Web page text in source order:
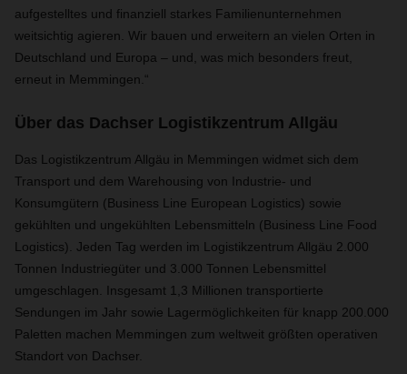
aufgestelltes und finanziell starkes Familienunternehmen
weitsichtig agieren. Wir bauen und erweitern an vielen Orten in
Deutschland und Europa – und, was mich besonders freut,
erneut in Memmingen.“
Über das Dachser Logistikzentrum Allgäu
Das Logistikzentrum Allgäu in Memmingen widmet sich dem
Transport und dem Warehousing von Industrie- und
Konsumgütern (Business Line European Logistics) sowie
gekühlten und ungekühlten Lebensmitteln (Business Line Food
Logistics). Jeden Tag werden im Logistikzentrum Allgäu 2.000
Tonnen Industriegüter und 3.000 Tonnen Lebensmittel
umgeschlagen. Insgesamt 1,3 Millionen transportierte
Sendungen im Jahr sowie Lagermöglichkeiten für knapp 200.000
Paletten machen Memmingen zum weltweit größten operativen
Standort von Dachser.